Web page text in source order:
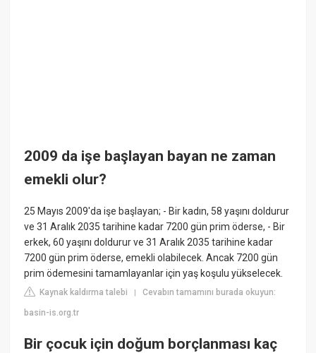
2009 da işe başlayan bayan ne zaman
emekli olur?
25 Mayıs 2009'da işe başlayan; - Bir kadın, 58 yaşını doldurur
ve 31 Aralık 2035 tarihine kadar 7200 gün prim öderse, - Bir
erkek, 60 yaşını doldurur ve 31 Aralık 2035 tarihine kadar
7200 gün prim öderse, emekli olabilecek. Ancak 7200 gün
prim ödemesini tamamlayanlar için yaş koşulu yükselecek.
Kaynak kaldırma talebi |Cevabın tamamını burada okuyun:
basin-is.org.tr
Bir çocuk için doğum borçlanması kaç